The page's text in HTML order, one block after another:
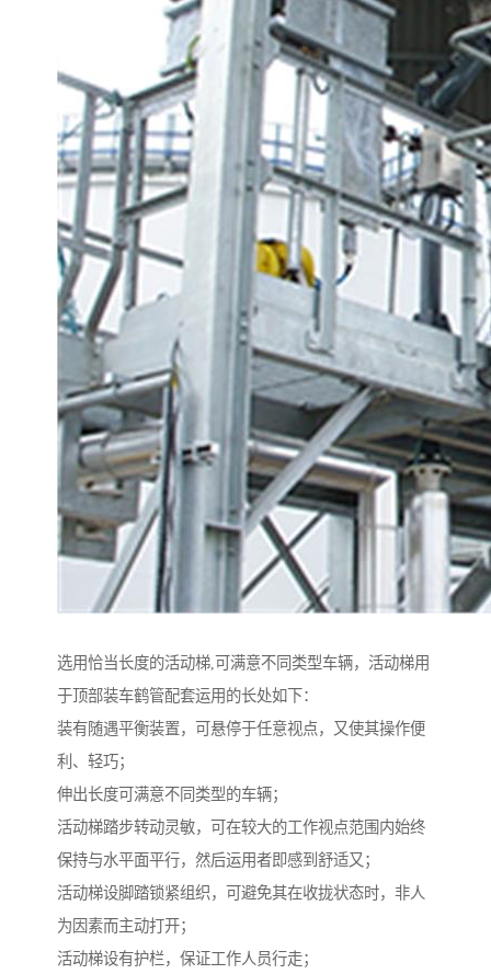
选用恰当长度的活动梯,可满意不同类型车辆，活动梯用
于顶部装车鹤管配套运用的长处如下：
装有随遇平衡装置，可悬停于任意视点，又使其操作便
利、轻巧；
伸出长度可满意不同类型的车辆；
活动梯踏步转动灵敏，可在较大的工作视点范围内始终
保持与水平面平行，然后运用者即感到舒适又；
活动梯设脚踏锁紧组织，可避免其在收拢状态时，非人
为因素而主动打开；
活动梯设有护栏，保证工作人员行走；